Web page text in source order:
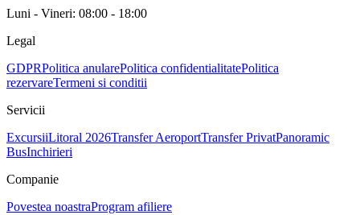
Luni - Vineri: 08:00 - 18:00
Legal
GDPRPolitica anularePolitica confidentialitatePolitica
rezervareTermeni si conditii
Servicii
ExcursiiLitoral 2026Transfer AeroportTransfer PrivatPanoramic
BusInchirieri
Companie
Povestea noastraProgram afiliere